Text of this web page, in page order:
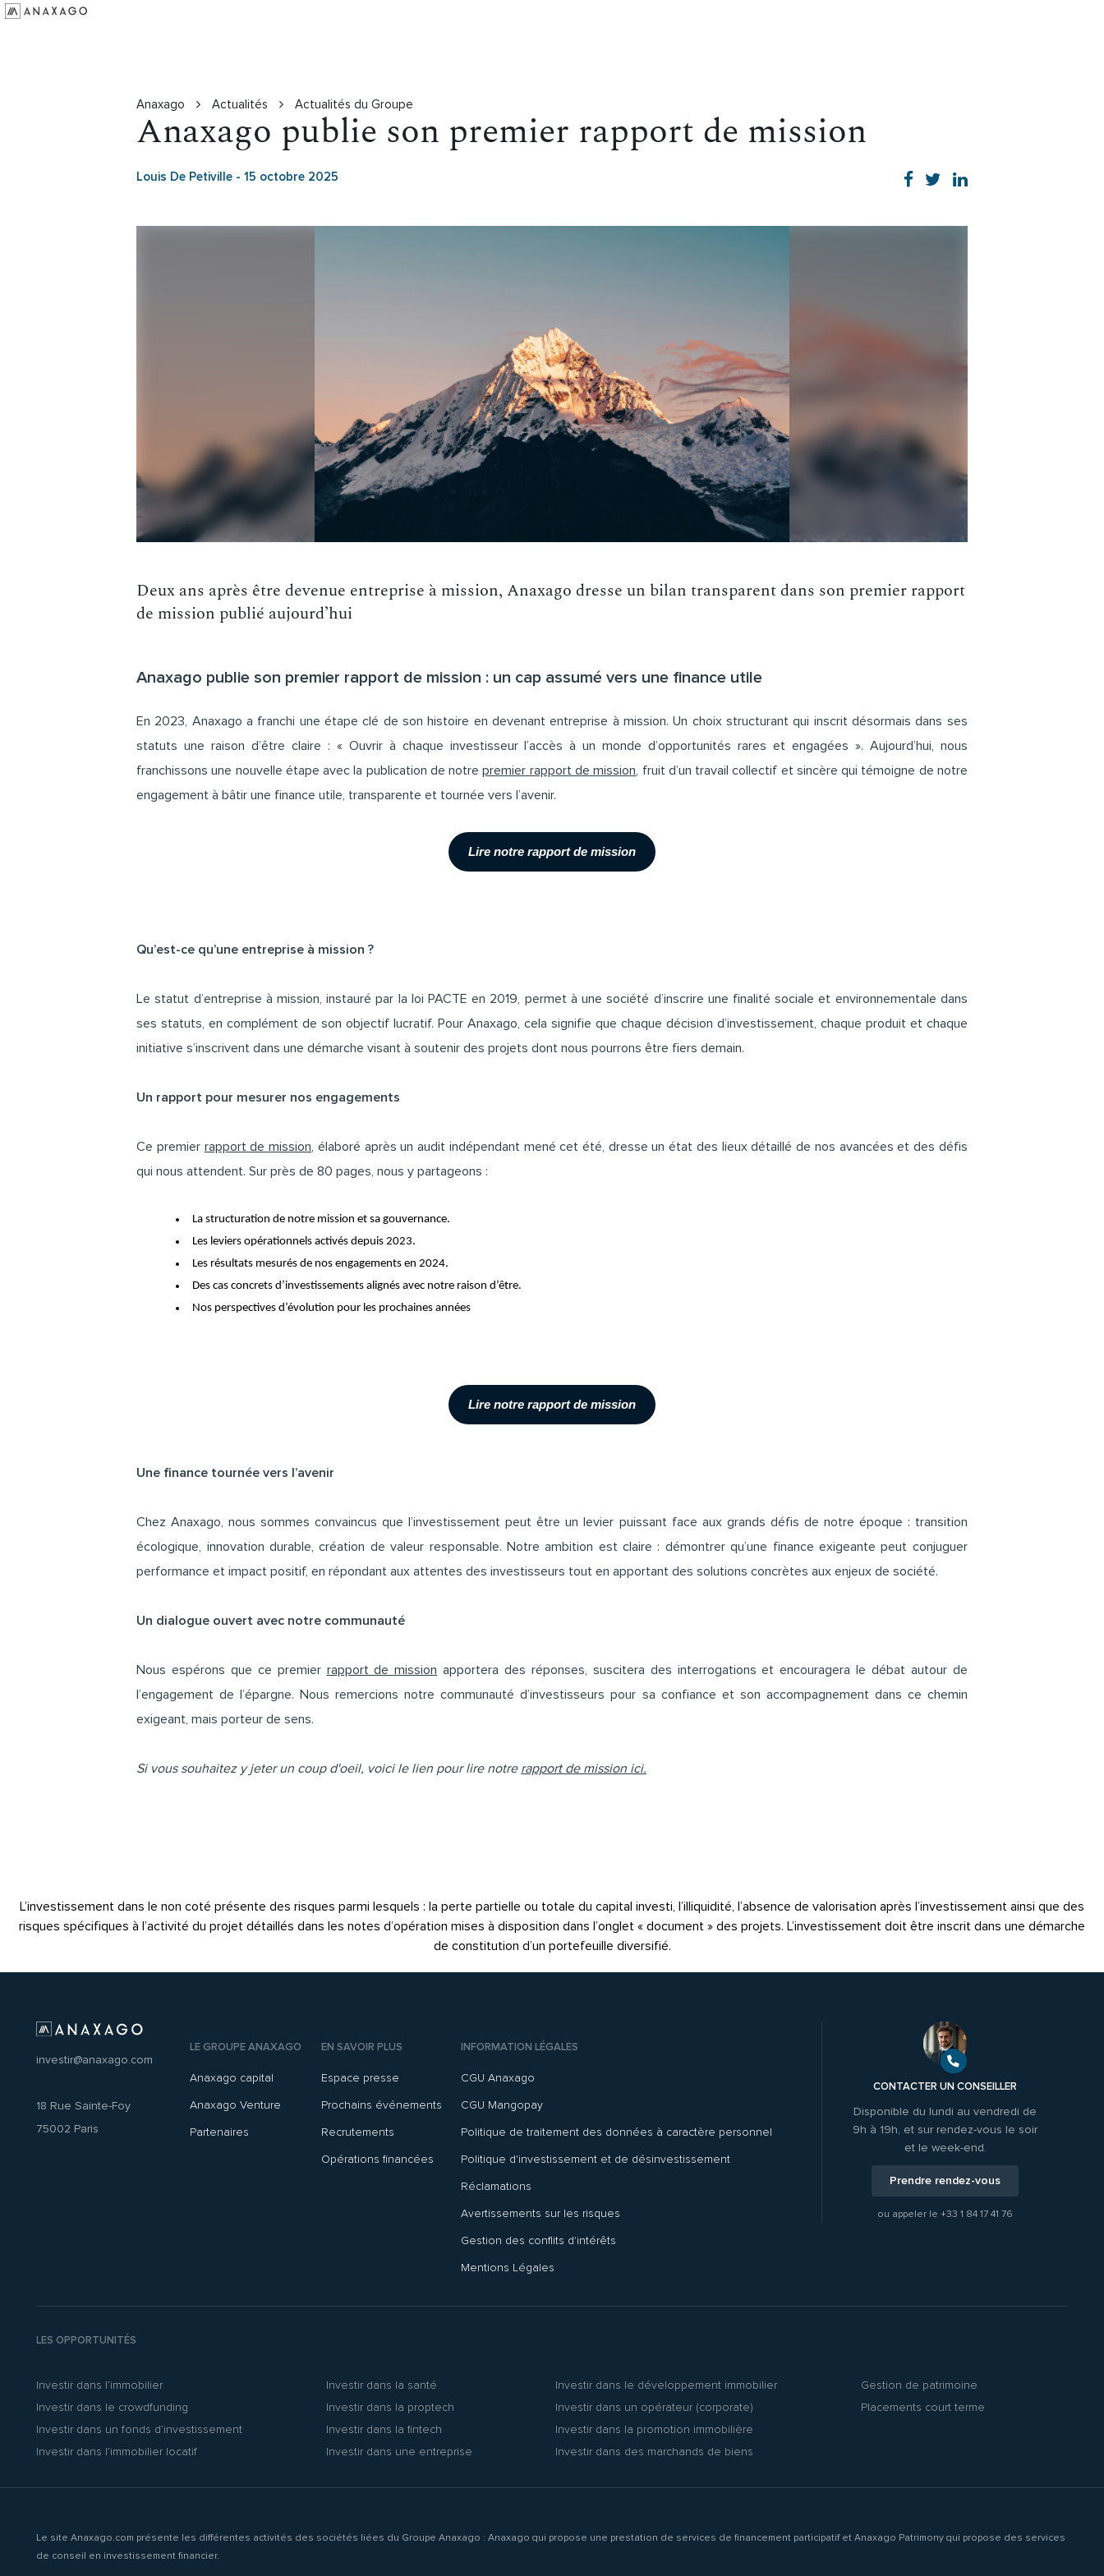
Anaxago Actualités Actualités du Groupe
Anaxago publie son premier rapport de mission
Louis De Petiville -15 octobre 2025
Deux ans après être devenue entreprise à mission, Anaxago dresse un bilan transparent dans son premier rapport
de mission publié aujourd’hui
Anaxago publie son premier rapport de mission : un cap assumé vers une finance utile
En 2023, Anaxago a franchi une étape clé de son histoire en devenant entreprise à mission. Un choix structurant qui inscrit désormais dans ses
statuts une raison d’être claire : « Ouvrir à chaque investisseur l’accès à un monde d’opportunités rares et engagées ». Aujourd’hui, nous
franchissons une nouvelle étape avec la publication de notrepremier rapport de mission, fruit d’un travail collectif et sincère qui témoigne de notre
engagement à bâtir une finance utile, transparente et tournée vers l’avenir.
Lire notre rapport de mission
Qu’est-ce qu’une entreprise à mission ?
Le statut d’entreprise à mission, instauré par la loi PACTE en 2019, permet à une société d’inscrire une finalité sociale et environnementale dans
ses statuts, en complément de son objectif lucratif. Pour Anaxago, cela signifie que chaque décision d’investissement, chaque produit et chaque
initiative s’inscrivent dans une démarche visant à soutenir des projets dont nous pourrons être fiers demain.
Un rapport pour mesurer nos engagements
Ce premier rapport de mission, élaboré après un audit indépendant mené cet été, dresse un état des lieux détaillé de nos avancées et des défis
qui nous attendent. Sur près de 80 pages, nous y partageons :
La structuration de notre mission et sa gouvernance.
Les leviers opérationnels activés depuis 2023.
Les résultats mesurés de nos engagements en 2024.
Nos perspectives d’évolution pour les prochaines années
Lire notre rapport de mission
Une finance tournée vers l’avenir
Chez Anaxago, nous sommes convaincus que l’investissement peut être un levier puissant face aux grands défis de notre époque : transition
écologique, innovation durable, création de valeur responsable. Notre ambition est claire : démontrer qu’une finance exigeante peut conjuguer
performance et impact positif, en répondant aux attentes des investisseurs tout en apportant des solutions concrètes aux enjeux de société.
Un dialogue ouvert avec notre communauté
Nous espérons que ce premier rapport de mission apportera des réponses, suscitera des interrogations et encouragera le débat autour de
l’engagement de l’épargne. Nous remercions notre communauté d’investisseurs pour sa confiance et son accompagnement dans ce chemin
exigeant, mais porteur de sens.
Si vous souhaitez y jeter un coup d'oeil, voici le lien pour lire notre rapport de mission ici.
L’investissement dans le non coté présente des risques parmi lesquels : la perte partielle ou totale du capital investi, l’illiquidité, l’absence de valorisation après l’investissement ainsi que des
risques spécifiques à l’activité du projet détaillés dans les notes d’opération mises à disposition dans l’onglet « document » des projets. L’investissement doit être inscrit dans une démarche
de constitution d’un portefeuille diversifié.
investir@anaxago.com
18 Rue Sainte-Foy
75002 Paris
LE GROUPE ANAXAGO
Anaxago capital
Anaxago Venture
Partenaires
EN SAVOIR PLUS
Espace presse
Prochains événements
Recrutements
Opérations financées
INFORMATION LÉGALES
CGU Anaxago
CGU Mangopay
Politique de traitement des données à caractère personnel
Politique d'investissement et de désinvestissement
Réclamations
Avertissements sur les risques
Gestion des conflits d'intérêts
Mentions Légales
CONTACTER UN CONSEILLER
Disponible du lundi au vendredi de
9h à 19h, et sur rendez-vous le soir
et le week-end.
Prendre rendez-vous
ou appeler le +33 1 84 17 41 76
LES OPPORTUNITÉS
Investir dans l’immobilier
Investir dans le crowdfunding
Investir dans un fonds d’investissement
Investir dans l’immobilier locatif
Investir dans la santé
Investir dans la proptech
Investir dans la fintech
Investir dans une entreprise
Investir dans le développement immobilier
Investir dans un opérateur (corporate)
Investir dans la promotion immobilière
Investir dans des marchands de biens
Gestion de patrimoine
Placements court terme
Le site Anaxago.com présente les différentes activités des sociétés liées du Groupe Anaxago : Anaxago qui propose une prestation de services de financement participatif et Anaxago Patrimony qui propose des services
de conseil en investissement financier.